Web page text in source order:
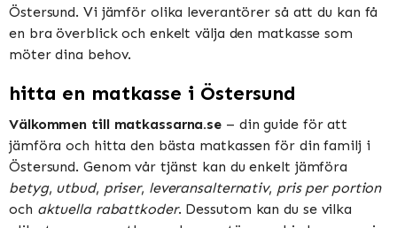
Östersund. Vi jämför olika leverantörer så att du kan få
en bra överblick och enkelt välja den matkasse som
möter dina behov.
hitta en matkasse i Östersund
Välkommen till matkassarna.se – din guide för att
jämföra och hitta den bästa matkassen för din familj i
Östersund. Genom vår tjänst kan du enkelt jämföra
betyg, utbud, priser, leveransalternativ, pris per portion
och aktuella rabattkoder. Dessutom kan du se vilka